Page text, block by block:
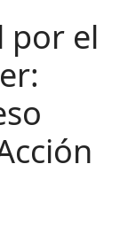
por el